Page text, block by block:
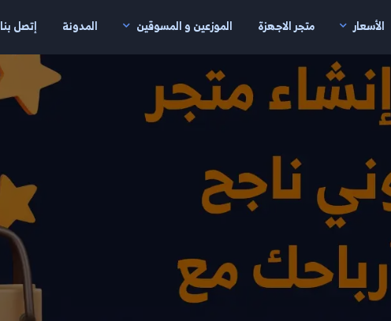
الأسعار متجر الاجهزة الموزعين و المسوقين المدونة إتصل بنا